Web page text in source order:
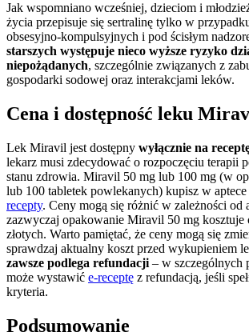
Jak wspomniano wcześniej, dzieciom i
życia przepisuje się sertralinę tylko w
obsesyjno-kompulsyjnych i pod ścisłym
starszych występuje nieco wyższe ryzyko
niepożądanych, szczególnie związanych z
gospodarki sodowej oraz interakcjami leków.
Cena i dostępność leku
Lek Miravil jest dostępny wyłącznie na
lekarz musi zdecydować o rozpoczęciu terapii
stanu zdrowia. Miravil 50 mg lub 100 mg (w
lub 100 tabletek powlekanych) kupisz w
recepty. Ceny mogą się różnić w zależności od
zazwyczaj opakowanie Miravil 50 mg kosztuje
złotych. Warto pamiętać, że ceny mogą się
sprawdzaj aktualny koszt przed wykupieniem
zawsze podlega refundacji – w szczególnych
może wystawić e-receptę z refundacją, jeśli
kryteria.
Podsumowanie